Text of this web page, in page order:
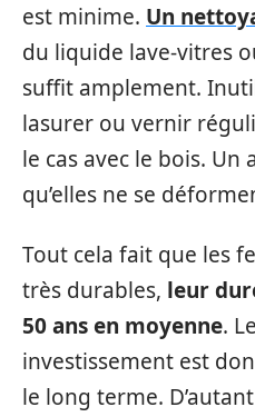
est minime. Un
du liquide lave-vitres
suffit amplement.
lasurer ou vernir
le cas avec le bois.
qu’elles ne se
Tout cela fait que les
très durables, leur
50 ans en moyenne.
investissement est
le long terme.